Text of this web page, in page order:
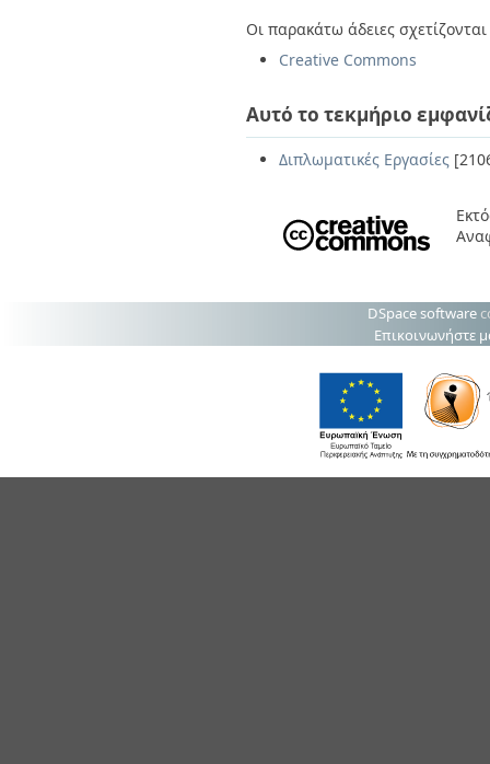
Οι παρακάτω άδειες
Creative Commons
Αυτό το τεκμήριο
Διπλωματικές Εργασίες
DSpace software
Επικοινωνήστε